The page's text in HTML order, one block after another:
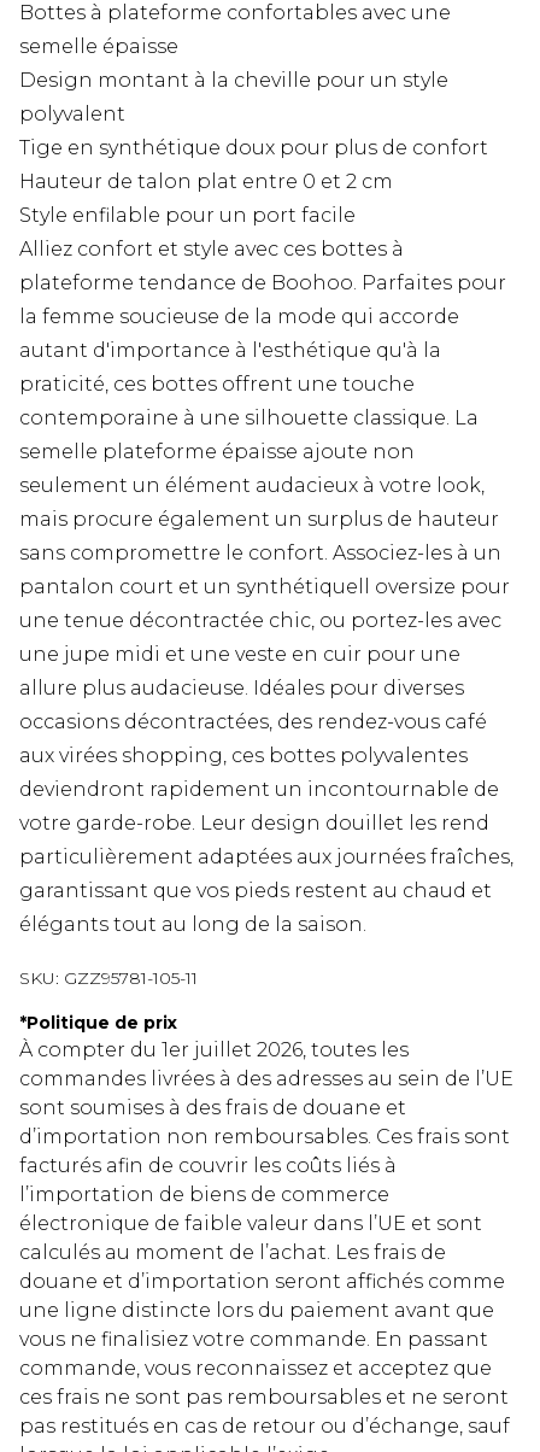
Bottes à plateforme confortables avec une
semelle épaisse
Design montant à la cheville pour un style
polyvalent
Tige en synthétique doux pour plus de confort
Hauteur de talon plat entre 0 et 2 cm
Style enfilable pour un port facile
Alliez confort et style avec ces bottes à
plateforme tendance de Boohoo. Parfaites pour
la femme soucieuse de la mode qui accorde
autant d'importance à l'esthétique qu'à la
praticité, ces bottes offrent une touche
contemporaine à une silhouette classique. La
semelle plateforme épaisse ajoute non
seulement un élément audacieux à votre look,
mais procure également un surplus de hauteur
sans compromettre le confort. Associez-les à un
pantalon court et un synthétiquell oversize pour
une tenue décontractée chic, ou portez-les avec
une jupe midi et une veste en cuir pour une
allure plus audacieuse. Idéales pour diverses
occasions décontractées, des rendez-vous café
aux virées shopping, ces bottes polyvalentes
deviendront rapidement un incontournable de
votre garde-robe. Leur design douillet les rend
particulièrement adaptées aux journées fraîches,
garantissant que vos pieds restent au chaud et
élégants tout au long de la saison.
SKU: GZZ95781-105-11
*Politique de prix
À compter du 1er juillet 2026, toutes les
commandes livrées à des adresses au sein de l’UE
sont soumises à des frais de douane et
d’importation non remboursables. Ces frais sont
facturés afin de couvrir les coûts liés à
l’importation de biens de commerce
électronique de faible valeur dans l’UE et sont
calculés au moment de l’achat. Les frais de
douane et d’importation seront affichés comme
une ligne distincte lors du paiement avant que
vous ne finalisiez votre commande. En passant
commande, vous reconnaissez et acceptez que
ces frais ne sont pas remboursables et ne seront
pas restitués en cas de retour ou d’échange, sauf